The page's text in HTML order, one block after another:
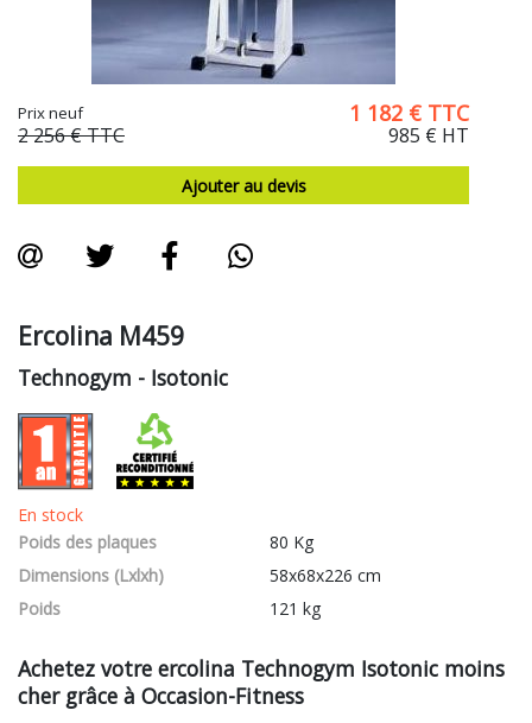
Ercolina M459
Technogym - Isotonic
En stock
Poids des plaques
80 Kg
Dimensions (Lxlxh)
58x68x226 cm
Poids
121 kg
Prix neuf
2 256 €TTC
1 182 € TTC
985 € HT
Ajouter au devis
Achetez votre ercolina Technogym Isotonic moins
cher grâce à Occasion-Fitness